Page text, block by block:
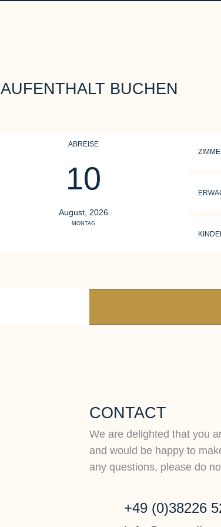
AUFENTHALT BUCHEN
ABREISE
10
August, 2026
MONTAG
CONTACT
We are delighted that you
and would be happy to
any questions, please do
+49 (0)38226